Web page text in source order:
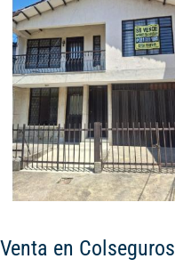
en Colseguros